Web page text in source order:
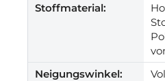
Stoffmaterial:
Neigungswinkel: